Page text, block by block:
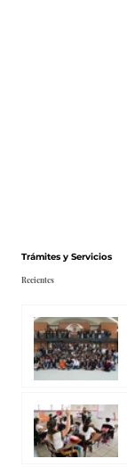
Trámites y Servicios
Recientes